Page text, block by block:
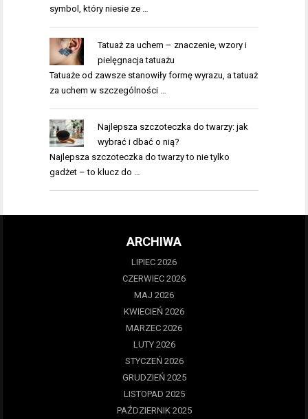
symbol, który niesie ze …
Tatuaż za uchem – znaczenie, wzory i
pielęgnacja tatuażu
Tatuaże od zawsze stanowiły formę wyrazu, a tatuaż
za uchem w szczególności …
Najlepsza szczoteczka do twarzy: jak
wybrać i dbać o nią?
Najlepsza szczoteczka do twarzy to nie tylko
gadżet – to klucz do …
ARCHIWA
LIPIEC 2026
CZERWIEC 2026
MAJ 2026
KWIECIEŃ 2026
MARZEC 2026
LUTY 2026
STYCZEŃ 2026
GRUDZIEŃ 2025
LISTOPAD 2025
PAŹDZIERNIK 2025